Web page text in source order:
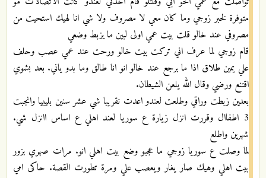
متوفرة لخبر زوجي وما كان معي لا مصروف ولا شي انا لهيك استحيت من
مصروفي عند خالو قلت بيت عمي اولى لبين ما يزبط وضعي
قام زوجي لما عرف اني تركت بيت خالو ورحت عند عمي عصب وحلف
علي يمين طلاق اذا ما برجع عند خالو انو انا طالق وما بدو ياني. بعد بشوي
اقتنع ورضي وقال الله يلعن الشيطان.
بعدين زبطت وراقي وطلعت لعندو اعدت نقريبا شي عشر سنين بليبيا وانجبت
3 اطفاال وقررت انزل زيارة ع سوريا لعند اهلي ع اساس اانزل شي.
شهرين واطلع
لما وصلت ع سوريا زوجي ما عجبو وضع بيت اهلي انو. مرات صهري بزور
بيت اهلي وهيك صار يغار ويعصب علي ومرة تطورت القصة. حاكى امي